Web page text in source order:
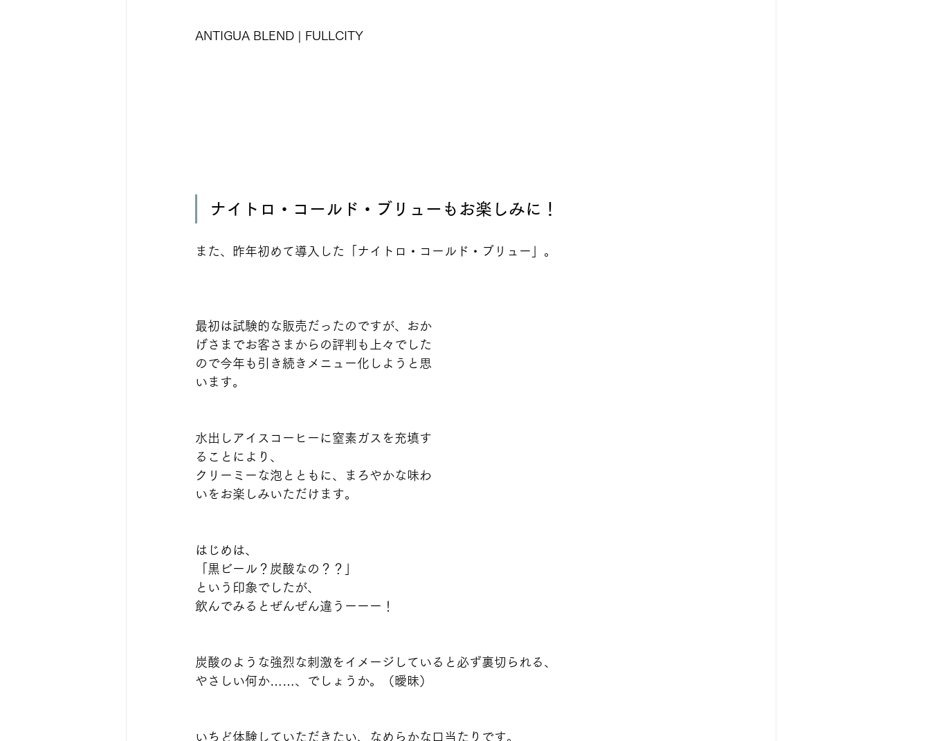
ANTIGUA BLEND | FULLCITY
ナイトロ・コールド・ブリューもお楽しみに！
また、昨年初めて導入した「ナイトロ・コールド・ブリュー」。
最初は試験的な販売だったのですが、おか
げさまでお客さまからの評判も上々でした
ので今年も引き続きメニュー化しようと思
います。
水出しアイスコーヒーに窒素ガスを充填す
ることにより、
クリーミーな泡とともに、まろやかな味わ
いをお楽しみいただけます。
はじめは、
「黒ビール？炭酸なの？？」
という印象でしたが、
飲んでみるとぜんぜん違うーーー！
炭酸のような強烈な刺激をイメージしていると必ず裏切られる、
やさしい何か……、でしょうか。（曖昧）
いちど体験していただきたい、なめらかな口当たりです。